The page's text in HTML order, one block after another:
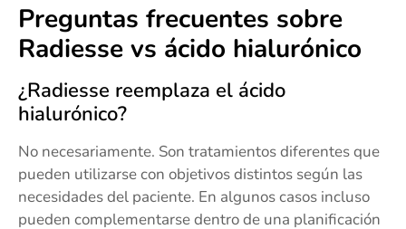
Preguntas frecuentes sobre
Radiesse vs ácido hialurónico
¿Radiesse reemplaza el ácido
hialurónico?
No necesariamente. Son tratamientos diferentes que
pueden utilizarse con objetivos distintos según las
necesidades del paciente. En algunos casos incluso
pueden complementarse dentro de una planificación